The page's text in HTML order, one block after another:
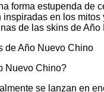
forma estupenda
en los
de las skins de
de Año Nuevo Chino
Nuevo Chino?
se lanzan en